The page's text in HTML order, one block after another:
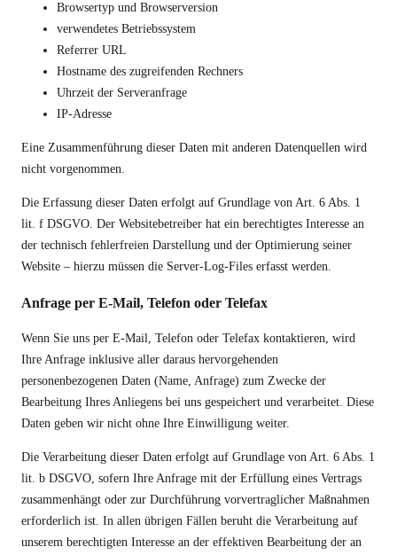
Browsertyp und Browserversion
verwendetes Betriebssystem
Referrer URL
Hostname des zugreifenden Rechners
Uhrzeit der Serveranfrage
IP-Adresse
Eine Zusammenführung dieser Daten mit anderen Datenquellen wird
nicht vorgenommen.
Die Erfassung dieser Daten erfolgt auf Grundlage von Art. 6 Abs. 1
lit. f DSGVO. Der Websitebetreiber hat ein berechtigtes Interesse an
der technisch fehlerfreien Darstellung und der Optimierung seiner
Website – hierzu müssen die Server-Log-Files erfasst werden.
Anfrage per E-Mail, Telefon oder Telefax
Wenn Sie uns per E-Mail, Telefon oder Telefax kontaktieren, wird
Ihre Anfrage inklusive aller daraus hervorgehenden
personenbezogenen Daten (Name, Anfrage) zum Zwecke der
Bearbeitung Ihres Anliegens bei uns gespeichert und verarbeitet. Diese
Daten geben wir nicht ohne Ihre Einwilligung weiter.
Die Verarbeitung dieser Daten erfolgt auf Grundlage von Art. 6 Abs. 1
lit. b DSGVO, sofern Ihre Anfrage mit der Erfüllung eines Vertrags
zusammenhängt oder zur Durchführung vorvertraglicher Maßnahmen
erforderlich ist. In allen übrigen Fällen beruht die Verarbeitung auf
unserem berechtigten Interesse an der effektiven Bearbeitung der an